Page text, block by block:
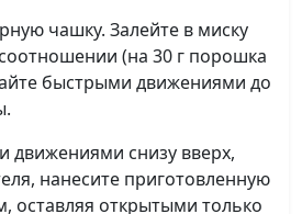
чашку. Залейте в миску
(на 30 г порошка
быстрыми движениями до
снизу вверх,
нанесите приготовленную
оставляя открытыми только